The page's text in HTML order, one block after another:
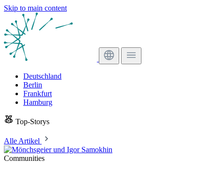
Skip to main content
Deutschland
Berlin
Frankfurt
Hamburg
Top-Storys
Alle Artikel
Communities